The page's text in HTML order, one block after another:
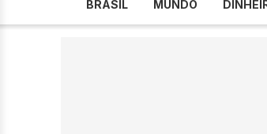
BRASIL MUNDO